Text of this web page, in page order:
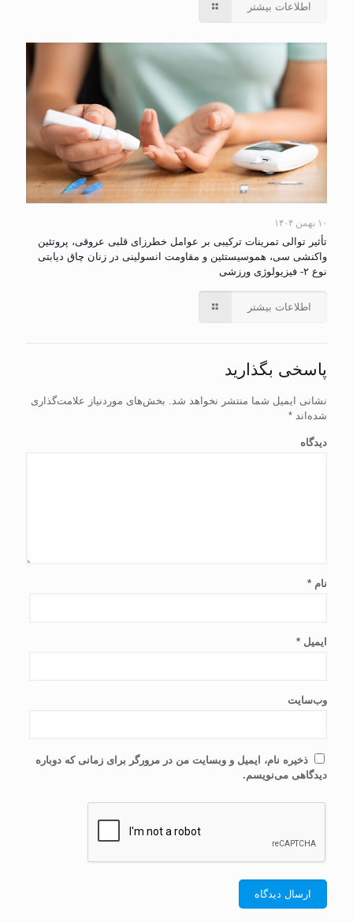
اطلاعات بیشتر
۱۰ بهمن ۱۴۰۴
تأثیر توالی تمرینات ترکیبی بر عوامل خطرزای قلبی عروقی، پروتئین
واکنشی سی، هموسیستئین و مقاومت انسولینی در زنان چاق دیابتی
نوع ۲- فیزیولوژی ورزشی
اطلاعات بیشتر
پاسخی بگذارید
نشانی ایمیل شما منتشر نخواهد شد.
بخش‌های موردنیاز علامت‌گذاری
شده‌اند *
دیدگاه
نام *
ایمیل *
وب‌سایت
ذخیره نام، ایمیل و وبسایت من در مرورگر برای زمانی که دوباره
دیدگاهی می‌نویسم.